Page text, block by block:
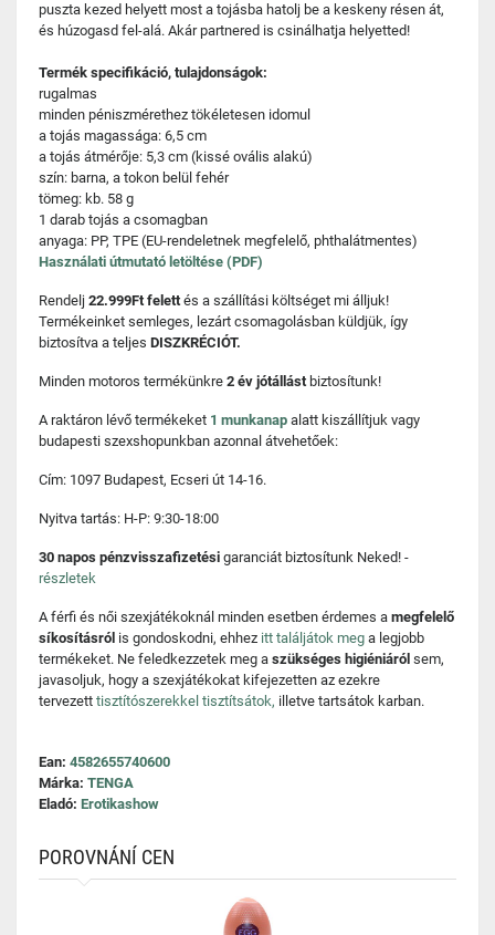
puszta kezed helyett most a tojásba hatolj be a keskeny résen át,
és húzogasd fel-alá. Akár partnered is csinálhatja helyetted!
Termék specifikáció, tulajdonságok:
rugalmas
minden péniszmérethez tökéletesen idomul
a tojás magassága: 6,5 cm
a tojás átmérője: 5,3 cm (kissé ovális alakú)
szín: barna, a tokon belül fehér
tömeg: kb. 58 g
1 darab tojás a csomagban
anyaga: PP, TPE (EU-rendeletnek megfelelő, phthalátmentes)
Használati útmutató letöltése (PDF)
Rendelj 22.999Ft felettés a szállítási költséget mi álljuk!
Termékeinket semleges, lezárt csomagolásban küldjük, így
biztosítva a teljes DISZKRÉCIÓT.
Minden motoros termékünkre 2 év jótállást biztosítunk!
A raktáron lévő termékeket 1 munkanap alatt kiszállítjuk vagy
budapesti szexshopunkban azonnal átvehetőek:
Cím: 1097 Budapest, Ecseri út 14-16.
Nyitva tartás: H-P: 9:30-18:00
30 napos pénzvisszafizetési garanciát biztosítunk Neked! -
részletek
A férfi és női szexjátékoknál minden esetben érdemes a megfelelő
síkosításról is gondoskodni, ehhez itt találjátok meg a legjobb
termékeket. Ne feledkezzetek meg a szükséges higiéniáról sem,
javasoljuk, hogy a szexjátékokat kifejezetten az ezekre
tervezett tisztítószerekkel tisztítsátok, illetve tartsátok karban.
Ean: 4582655740600
Márka: TENGA
Eladó: Erotikashow
POROVNÁNÍ CEN